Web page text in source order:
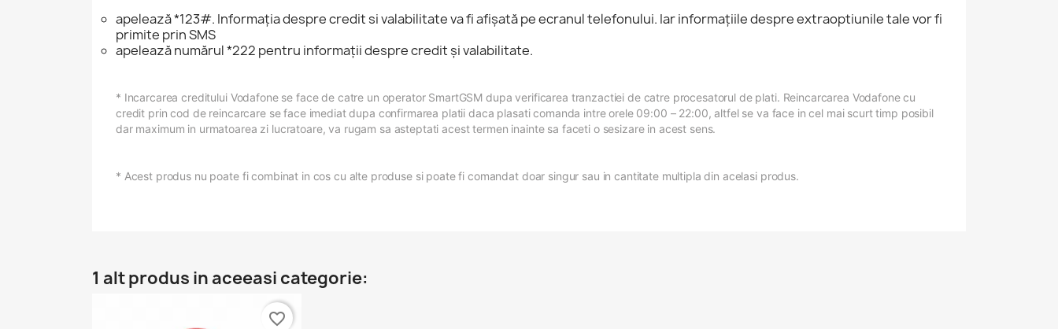
apelează *123#. Informaţia despre credit si valabilitate va fi afişată pe ecranul telefonului. Iar informaţiile despre extraoptiunile tale vor fi
primite prin SMS
apelează numărul *222 pentru informaţii despre credit şi valabilitate.
* Incarcarea creditului Vodafone se face de catre un operator SmartGSM dupa verificarea tranzactiei de catre procesatorul de plati. Reincarcarea Vodafone cu
credit prin cod de reincarcare se face imediat dupa confirmarea platii daca plasati comanda intre orele 09:00 – 22:00, altfel se va face in cel mai scurt timp posibil
dar maximum in urmatoarea zi lucratoare, va rugam sa asteptati acest termen inainte sa faceti o sesizare in acest sens.
* Acest produs nu poate fi combinat in cos cu alte produse si poate fi comandat doar singur sau in cantitate multipla din acelasi produs.
1 alt produs in aceeasi categorie:
(1)
favorite_border